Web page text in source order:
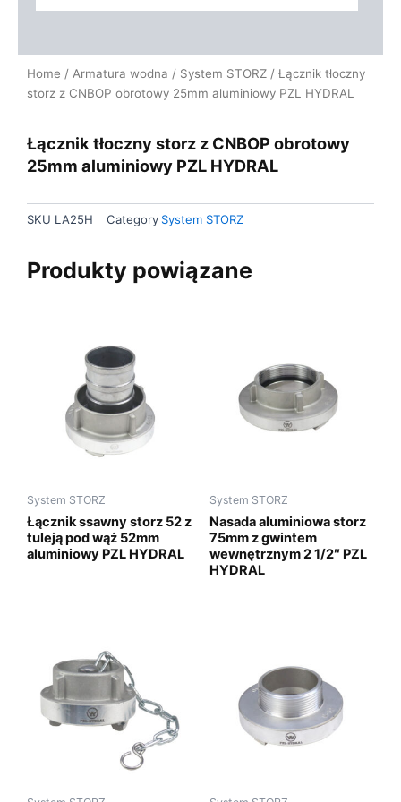
Home / Armatura wodna / System STORZ / Łącznik tłoczny
storz z CNBOP obrotowy 25mm aluminiowy PZL HYDRAL
Łącznik tłoczny storz z CNBOP obrotowy
25mm aluminiowy PZL HYDRAL
SKU LA25H Category System STORZ
Produkty powiązane
System STORZ
Łącznik ssawny storz 52 z
tuleją pod wąż 52mm
aluminiowy PZL HYDRAL
System STORZ
Nasada aluminiowa storz
75mm z gwintem
wewnętrznym 2 1/2″ PZL
HYDRAL